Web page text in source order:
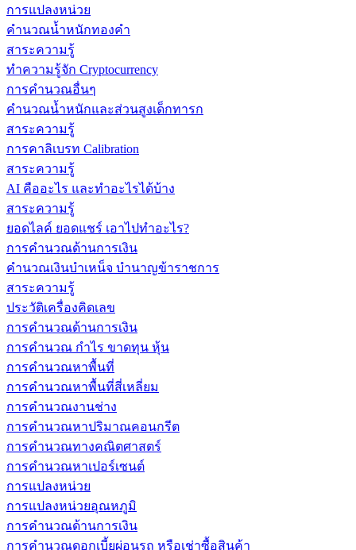
การแปลงหน่วย
คำนวณน้ำหนักทองคำ
สาระความรู้
ทำความรู้จัก Cryptocurrency
การคำนวณอื่นๆ
คำนวณน้ำหนักและส่วนสูงเด็กทารก
สาระความรู้
การคาลิเบรท Calibration
สาระความรู้
AI คืออะไร และทำอะไรได้บ้าง
สาระความรู้
ยอดไลค์ ยอดแชร์ เอาไปทำอะไร?
การคำนวณด้านการเงิน
คำนวณเงินบำเหน็จ บำนาญข้าราชการ
สาระความรู้
ประวัติเครื่องคิดเลข
การคำนวณด้านการเงิน
การคำนวณ กำไร ขาดทุน หุ้น
การคำนวณหาพื้นที่
การคำนวณหาพื้นที่สี่เหลี่ยม
การคำนวณงานช่าง
การคำนวณหาปริมาณคอนกรีต
การคำนวณทางคณิตศาสตร์
การคำนวณหาเปอร์เซนต์
การแปลงหน่วย
การแปลงหน่วยอุณหภูมิ
การคำนวณด้านการเงิน
การคำนวณดอกเบี้ยผ่อนรถ หรือเช่าซื้อสินค้า